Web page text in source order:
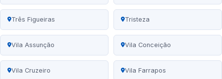
Três Figueiras Tristeza
Vila Assunção Vila Conceição
Vila Cruzeiro Vila Farrapos